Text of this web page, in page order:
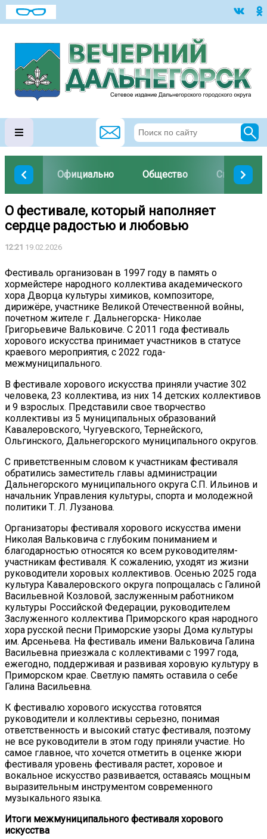
Официально Общество Спорт
О фестивале, который наполняет
сердце радостью и любовью
12:21 19.02.2026
Фестиваль организован в 1997 году в память о
хормейстере народного коллектива академического
хора Дворца культуры химиков, композиторе,
дирижёре, участнике Великой Отечественной войны,
почетном жителе г. Дальнегорска- Николае
Григорьевиче Вальковиче. С 2011 года фестиваль
хорового искусства принимает участников в статусе
краевого мероприятия, с 2022 года-
межмуниципального.
В фестивале хорового искусства приняли участие 302
человека, 23 коллектива, из них 14 детских коллективов
и 9 взрослых. Представили свое творчество
коллективы из 5 муниципальных образований
Кавалеровского, Чугуевского, Тернейского,
Ольгинского, Дальнегорского муниципального округов.
С приветственным словом к участникам фестиваля
обратились заместитель главы администрации
Дальнегорского муниципального округа С.П. Ильинов и
начальник Управления культуры, спорта и молодежной
политики Т. Л. Лузанова.
Организаторы фестиваля хорового искусства имени
Николая Вальковича с глубоким пониманием и
благодарностью относятся ко всем руководителям-
участникам фестиваля. К сожалению, уходят из жизни
руководители хоровых коллективов. Осенью 2025 года
культура Кавалеровского округа попрощалась с Галиной
Васильевной Козловой, заслуженным работником
культуры Российской Федерации, руководителем
Заслуженного коллектива Приморского края народного
хора русской песни Приморские узоры Дома культуры
им. Арсеньева. На фестиваль имени Вальковича Галина
Васильевна приезжала с коллективами с 1997 года,
ежегодно, поддерживая и развивая хоровую культуру в
Приморском крае. Светлую память оставила о себе
Галина Васильевна.
К фестивалю хорового искусства готовятся
руководители и коллективы серьезно, понимая
ответственность и высокий статус фестиваля, поэтому
не все руководители в этом году приняли участие. Но
самое главное, что хочется отметить в оценке жюри
фестиваля уровень фестиваля растет, хоровое и
вокальное искусство развивается, оставаясь мощным
выразительным инструментом современного
музыкального языка.
Итоги межмуниципального фестиваля хорового
искусства